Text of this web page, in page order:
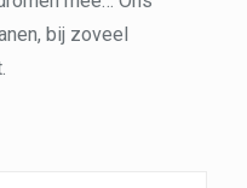
bij zoveel